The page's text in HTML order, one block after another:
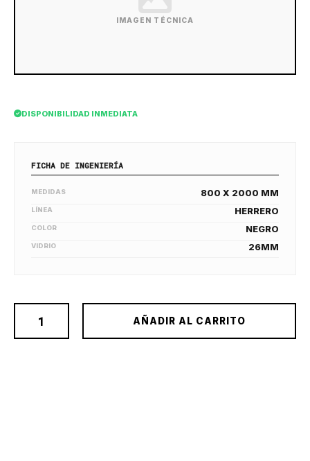
IMAGEN TÉCNICA
DISPONIBILIDAD INMEDIATA
FICHA DE INGENIERÍA
MEDIDAS 800 X 2000 MM
LÍNEA HERRERO
COLOR NEGRO
VIDRIO 26MM
AÑADIR AL CARRITO